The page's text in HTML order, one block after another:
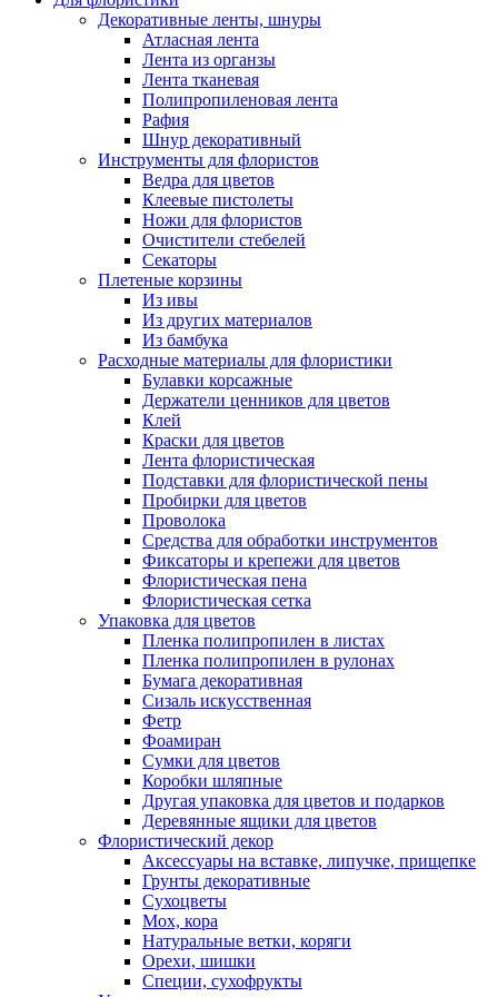
Декоративные ленты, шнуры
Атласная лента
Лента из органзы
Лента тканевая
Полипропиленовая лента
Рафия
Шнур декоративный
Инструменты для флористов
Ведра для цветов
Клеевые пистолеты
Ножи для флористов
Очистители стебелей
Секаторы
Плетеные корзины
Из ивы
Из других материалов
Из бамбука
Расходные материалы для флористики
Булавки корсажные
Держатели ценников для цветов
Клей
Краски для цветов
Лента флористическая
Подставки для флористической пены
Пробирки для цветов
Проволока
Средства для обработки инструментов
Фиксаторы и крепежи для цветов
Флористическая пена
Флористическая сетка
Упаковка для цветов
Пленка полипропилен в листах
Пленка полипропилен в рулонах
Бумага декоративная
Сизаль искусственная
Фетр
Фоамиран
Сумки для цветов
Коробки шляпные
Другая упаковка для цветов и подарков
Деревянные ящики для цветов
Флористический декор
Аксессуары на вставке, липучке, прищепке
Грунты декоративные
Сухоцветы
Мох, кора
Натуральные ветки, коряги
Орехи, шишки
Специи, сухофрукты